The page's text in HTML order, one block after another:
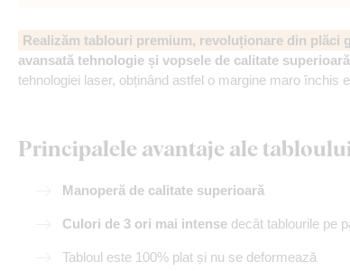
Realizăm tablouri premium, revoluționare din plăci
avansată tehnologie și vopsele de calitate superioară
tehnologiei laser, obținând astfel o margine maro închis
Principalele avantaje ale
Manoperă de calitate superioară
Culori de 3 ori mai intense decât tablourile pe
Tabloul este 100% plat și nu se deformează